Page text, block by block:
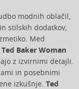
modnih oblačil,
stilskih dodatkov,
Med
Ted Baker Woman
z izvirnimi detajli.
in posebnimi
izkušnje. Ted